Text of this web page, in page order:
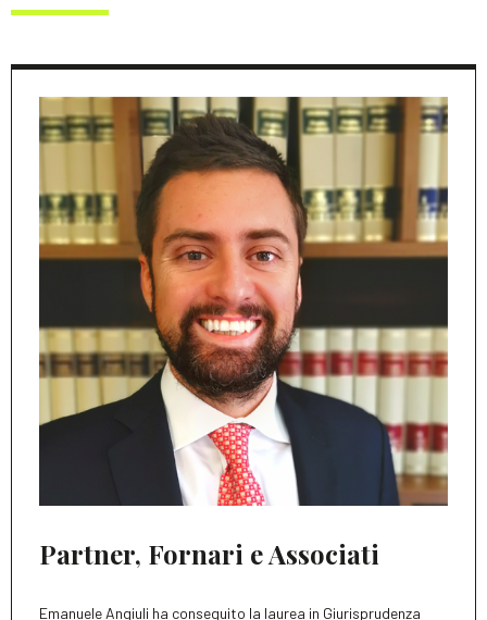
Partner, Fornari e Associati
Emanuele Angiuli ha conseguito la laurea in Giurisprudenza